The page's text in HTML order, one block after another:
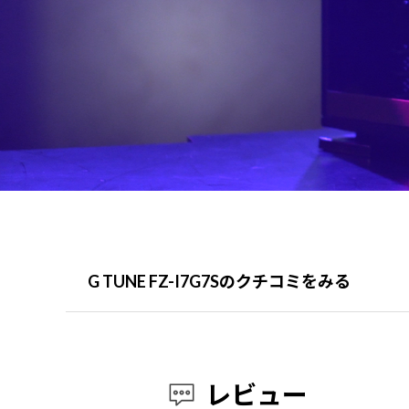
G TUNE FZ-I7G7Sのクチコミをみる
レビュー